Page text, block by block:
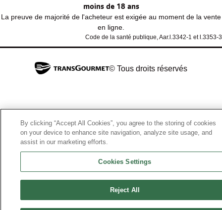
moins de 18 ans
La preuve de majorité de l'acheteur est exigée au moment de la vente
en ligne.
Code de la santé publique, Aar.l.3342-1 et l.3353-3
© Tous droits réservés
By clicking “Accept All Cookies”, you agree to the storing of cookies
on your device to enhance site navigation, analyze site usage, and
assist in our marketing efforts.
Cookies Settings
Reject All